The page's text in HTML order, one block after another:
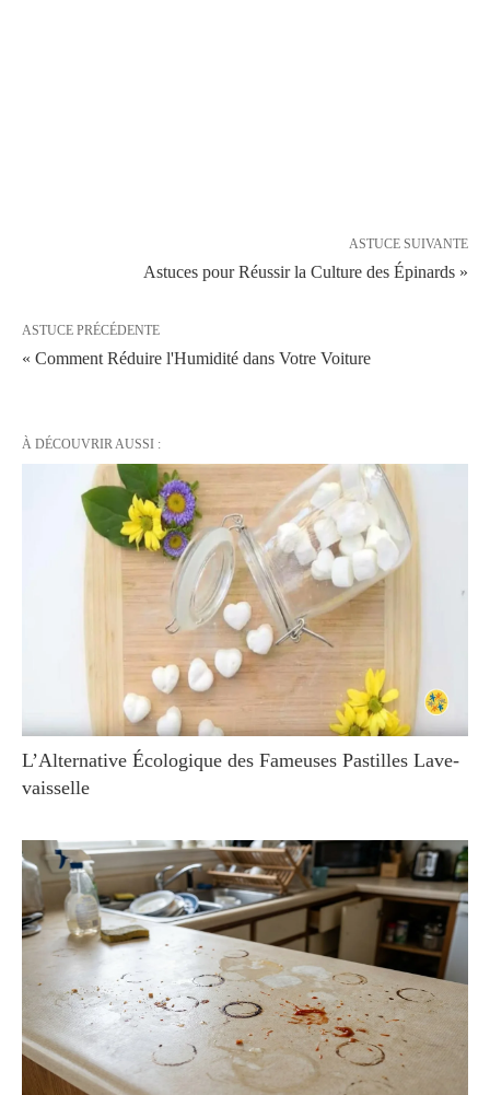
ASTUCE SUIVANTE
Astuces pour Réussir la Culture des Épinards »
ASTUCE PRÉCÉDENTE
« Comment Réduire l'Humidité dans Votre Voiture
À DÉCOUVRIR AUSSI :
L’Alternative Écologique des Fameuses Pastilles Lave-
vaisselle